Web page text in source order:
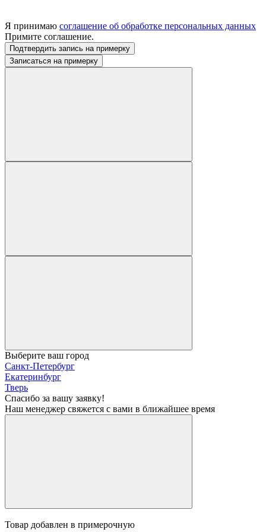
Я принимаю соглашение об обработке персональных данных
Примите соглашение.
Подтвердить запись на примерку
Записаться на примерку
Выберите ваш город
Санкт-Петербург
Екатеринбург
Тверь
Спасибо за вашу заявку!
Наш менеджер свяжется с вами в ближайшее время
Товар добавлен в примерочную